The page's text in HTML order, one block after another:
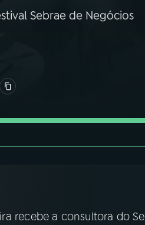
Sebrae de Negócios
recebe a consultora do